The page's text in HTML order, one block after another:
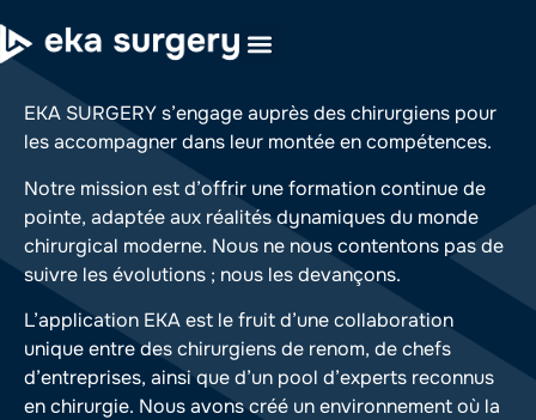
EKA SURGERY s’engage auprès des chirurgiens pour
les accompagner dans leur montée en compétences.
Notre mission est d’offrir une formation continue de
pointe, adaptée aux réalités dynamiques du monde
chirurgical moderne. Nous ne nous contentons pas de
suivre les évolutions ; nous les devançons.
L’application EKA est le fruit d’une collaboration
unique entre des chirurgiens de renom, de chefs
d’entreprises, ainsi que d’un pool d’experts reconnus
en chirurgie. Nous avons créé un environnement où la